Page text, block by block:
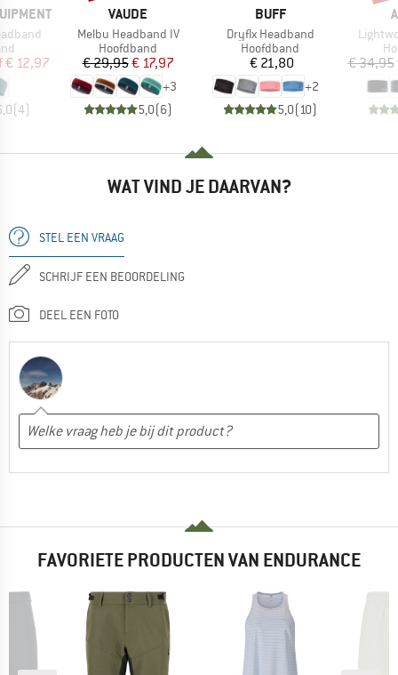
prijs
€ 12,97
(4)
MERK
VAUDE
Artikel
Melbu Headband IV
Productgroep
Hoofdband
Prijs
€ 29,95Verlaagde prijs
€ 17,97
+3
5,0(6)
MERK
BUFF
Artikel
Dryflx Headband
Productgroep
Hoofdband
Prijs
€ 21,80
+2
5,0(10)
Artikel
€ 34,95
WAT VIND JE DAARVAN?
STEL EEN VRAAG
SCHRIJF EEN BEOORDELING
DEEL EEN FOTO
FAVORIETE PRODUCTEN VAN ENDURANCE